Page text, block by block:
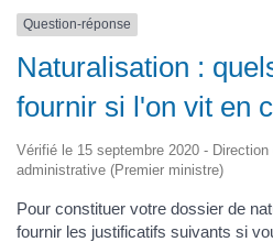
Question-réponse
Naturalisation :
fournir si l'on vit en
Vérifié le 15 septembre 2020 -
administrative (Premier ministre)
Pour constituer votre dossier de
fournir les justificatifs suivants si